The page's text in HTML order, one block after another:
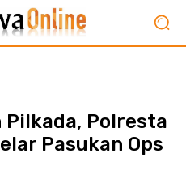
Polresta
Pasukan Ops